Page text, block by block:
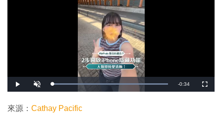
播
放
開
啟
載
入
剩
-0:34
全
螢
來源： Cathay Pacific